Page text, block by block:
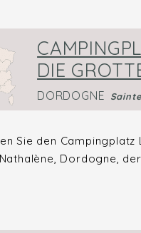
DIE
DORDOGNE
Sie den
Dordogne,